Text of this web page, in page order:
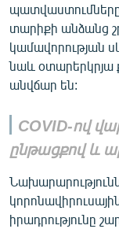
Հայերեն
English
Русский
ՀԵՏԵՎԵՔ ՄԵԶ
«Ազատության»
տարիքի անձանց
կամավորության
նաև
անվճար են:
COVID-ով
ընթացքով և
իրադրությունը